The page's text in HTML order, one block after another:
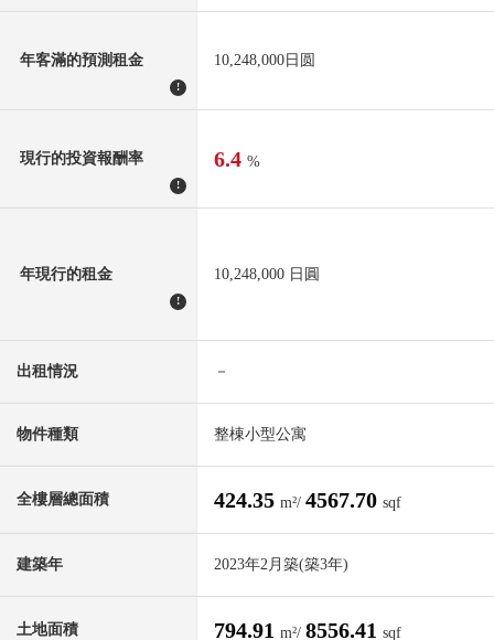
年客滿的預測租金
!
10,248,000日圆
現行的投資報酬率
!
6.4 %
年現行的租金
!
10,248,000 日圓
出租情況 －
物件種類 整棟小型公寓
全樓層總面積 424.35 m²/ 4567.70 sqf
建築年 2023年2月築(築3年)
土地面積 794.91 m²/ 8556.41 sqf